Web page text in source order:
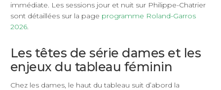
immédiate. Les sessions jour et nuit sur Philippe-Chatrier
sont détaillées sur la page programme Roland-Garros
2026.
Les têtes de série dames et les
enjeux du tableau féminin
Chez les dames, le haut du tableau suit d’abord la